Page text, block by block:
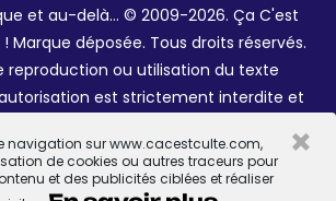
navigation sur www.cacestculte.com,
de cookies ou autres traceurs pour
et des publicités ciblées et réaliser
×
et au-delà... © 2009-2026. Ça C'est
Marque déposée. Tous droits réservés.
reproduction ou utilisation du texte
est strictement interdite et
R. et Céline Galant.